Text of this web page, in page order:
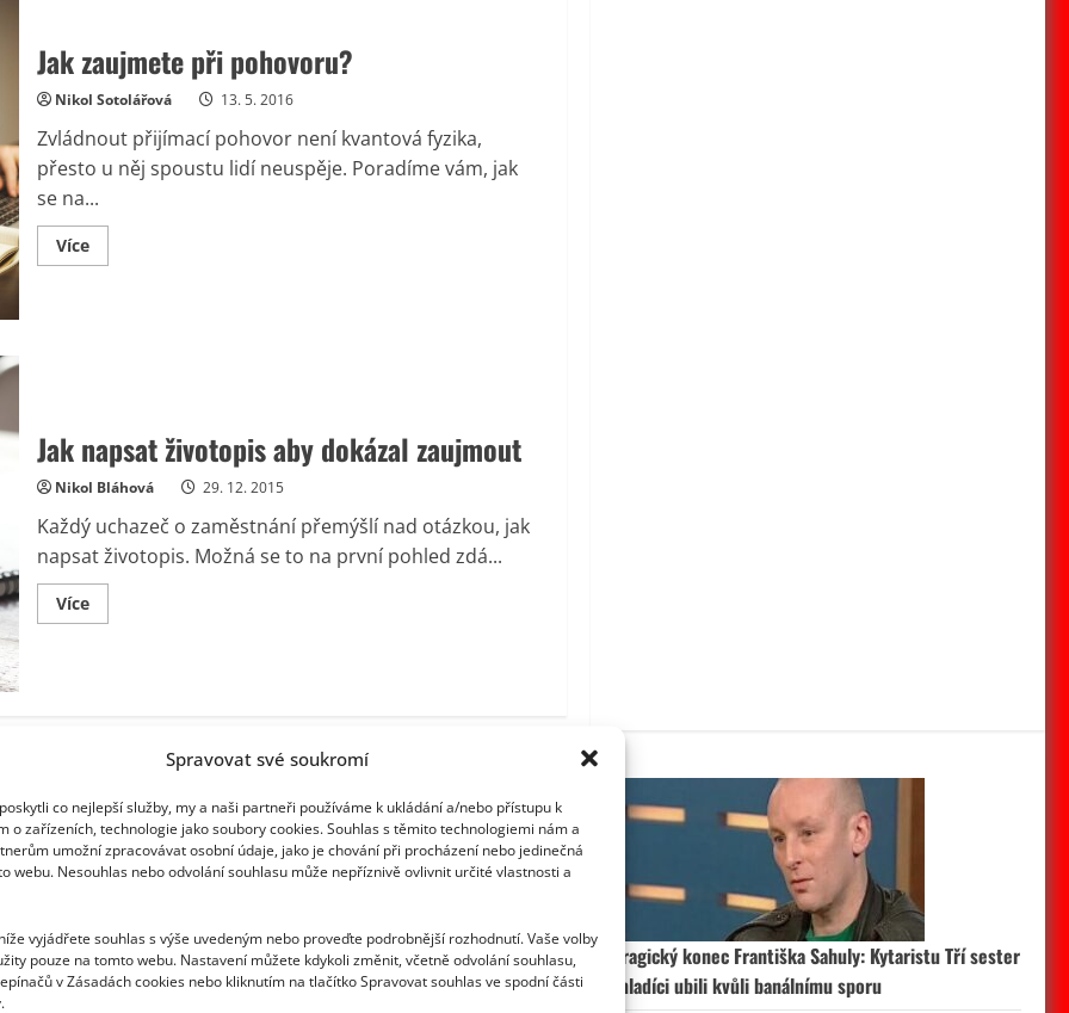
Spravovat své soukromí
co nejlepší služby, my a naši partneři používáme k ukládání a/nebo přístupu k
o zařízeních, technologie jako soubory cookies. Souhlas s těmito technologiemi nám a
umožní zpracovávat osobní údaje, jako je chování při procházení nebo jedinečná
webu. Nesouhlas nebo odvolání souhlasu může nepříznivě ovlivnit určité vlastnosti a
vyjádřete souhlas s výše uvedeným nebo proveďte podrobnější rozhodnutí. Vaše volby
pouze na tomto webu. Nastavení můžete kdykoli změnit, včetně odvolání souhlasu,
v Zásadách cookies nebo kliknutím na tlačítko Spravovat souhlas ve spodní části
Jak zaujmete při pohovoru?
Nikol Sotolářová 13. 5. 2016
Zvládnout přijímací pohovor není kvantová fyzika,
přesto u něj spoustu lidí neuspěje. Poradíme vám, jak
se na...
VíceRead
more
Jak napsat životopis aby dokázal zaujmout
Nikol Bláhová 29. 12. 2015
Každý uchazeč o zaměstnání přemýšlí nad otázkou, jak
napsat životopis. Možná se to na první pohled zdá...
VíceRead
more
Tragický konec Františka Sahuly: Kytaristu Tří sester
mladíci ubili kvůli banálnímu sporu